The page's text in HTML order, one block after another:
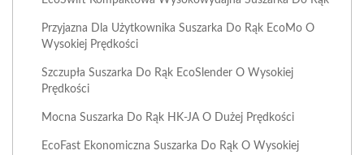
Przyjazna Dla Użytkownika Suszarka Do Rąk EcoMo O
Wysokiej Prędkości
Szczupła Suszarka Do Rąk EcoSlender O Wysokiej
Prędkości
Mocna Suszarka Do Rąk HK-JA O Dużej Prędkości
EcoFast Ekonomiczna Suszarka Do Rąk O Wysokiej